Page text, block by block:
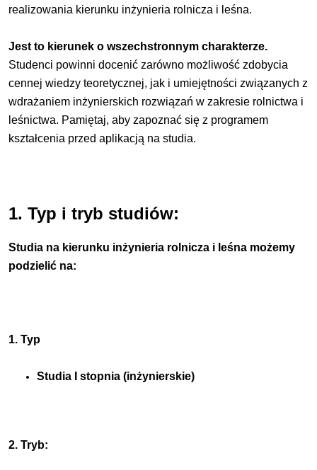
realizowania kierunku inżynieria rolnicza i leśna.
Jest to kierunek o wszechstronnym charakterze.
Studenci powinni docenić zarówno możliwość zdobycia
cennej wiedzy teoretycznej, jak i umiejętności związanych z
wdrażaniem inżynierskich rozwiązań w zakresie rolnictwa i
leśnictwa. Pamiętaj, aby zapoznać się z programem
kształcenia przed aplikacją na studia.
1. Typ i tryb studiów:
Studia na kierunku inżynieria rolnicza i leśna możemy
podzielić na:
1. Typ
Studia I stopnia (inżynierskie)
2. Tryb: